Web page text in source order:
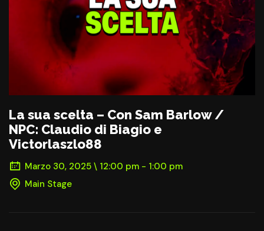
La sua scelta – Con Sam Barlow /
NPC: Claudio di Biagio e
Victorlaszlo88
Marzo 30, 2025 \ 12:00 pm - 1:00 pm
Main Stage